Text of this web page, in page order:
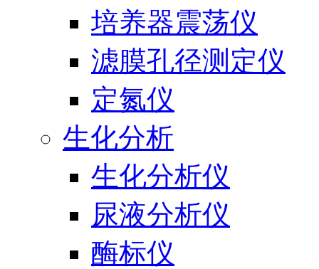
培养器震荡仪
滤膜孔径测定仪
定氮仪
生化分析
生化分析仪
尿液分析仪
酶标仪